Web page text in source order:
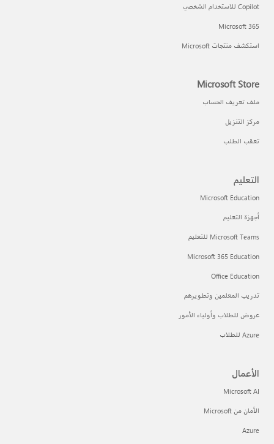
Copilot للاستخدام الشخصي
Microsoft 365
استكشف منتجات Microsoft
Microsoft Store
ملف تعريف الحساب
مركز التنزيل
تعقب الطلب
التعليم
Microsoft Education
أجهزة التعليم
Microsoft Teams للتعليم
Microsoft 365 Education
Office Education
تدريب المعلمين وتطويرهم
عروض للطلاب وأولياء الأمور
Azure للطلاب
الأعمال
Microsoft AI
الأمان من Microsoft
Azure